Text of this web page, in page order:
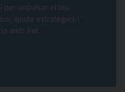
per impulsar el teu
ajusta estratègies i
amb èxit